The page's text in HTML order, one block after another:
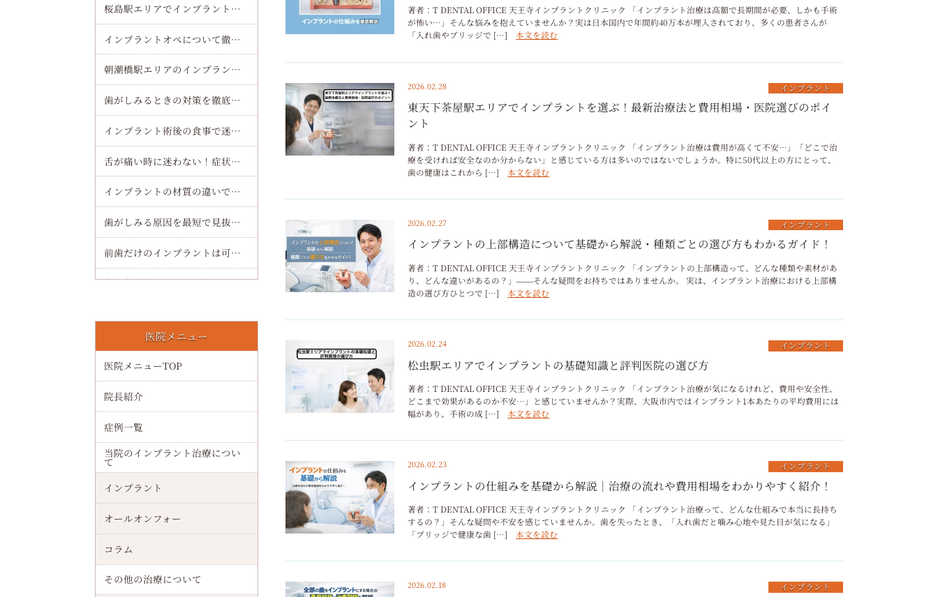
著者：T DENTAL OFFICE 天王寺インプラントクリニック 「インプラント治療は高額で長期間が必要、しかも手術
が怖い…」そんな悩みを抱えていませんか？実は日本国内で年間約40万本が埋入されており、多くの患者さんが
「入れ歯やブリッジで […]本文を読む
2026.02.28
東天下茶屋駅エリアでインプラントを選ぶ！最新治療法と費用相場・医院選びのポイ
ント
著者：T DENTAL OFFICE 天王寺インプラントクリニック 「インプラント治療は費用が高くて不安…」「どこで治
療を受ければ安全なのか分からない」と感じている方は多いのではないでしょうか。特に50代以上の方にとって、
歯の健康はこれから […]本文を読む
インプラント
2026.02.27
インプラントの上部構造について基礎から解説・種類ごとの選び方もわかるガイド！
著者：T DENTAL OFFICE 天王寺インプラントクリニック 「インプラントの上部構造って、どんな種類や素材があ
り、どんな違いがあるの？」――そんな疑問をお持ちではありませんか。 実は、インプラント治療における上部構
造の選び方ひとつで […]本文を読む
インプラント
2026.02.24
松虫駅エリアでインプラントの基礎知識と評判医院の選び方
著者：T DENTAL OFFICE 天王寺インプラントクリニック 「インプラント治療が気になるけれど、費用や安全性、
どこまで効果があるのか不安…」と感じていませんか？実際、大阪市内ではインプラント1本あたりの平均費用には
幅があり、手術の成 […]本文を読む
インプラント
2026.02.23
インプラントの仕組みを基礎から解説｜治療の流れや費用相場をわかりやすく紹介！
著者：T DENTAL OFFICE 天王寺インプラントクリニック 「インプラント治療って、どんな仕組みで本当に長持ち
するの？」そんな疑問や不安を感じていませんか。歯を失ったとき、「入れ歯だと噛み心地や見た目が気になる」
「ブリッジで健康な歯 […]本文を読む
インプラント
2026.02.18 インプラント
医院メニュー
医院メニューTOP
院長紹介
症例一覧
当院のインプラント治療につい
て
インプラント
オールオンフォー
コラム
その他の治療について
桜島駅エリアでインプラント（オールオンフォー）治療の魅力を徹底解説
インプラントオペについて徹底解説！流れや痛み・費用まで安心してわかるガイド
朝潮橋駅エリアのインプラント（オールオンフォー）で費用や流れを徹底解説！安心して通院できる秘訣をチェック
歯がしみるときの対策を徹底解説！原因別セルフケアと受診目安を短時間で理解する方法
インプラント術後の食事で迷わない完全ガイド！当日から一週間まで痛みを最小化するコツ
舌が痛い時に迷わない！症状別・部位別の受診ガイドと病院の選び方
インプラントの材質の違いで選ぶ！チタンとジルコニアを徹底比較してあなたに最適な選び方を解説
歯がしみる原因を最短で見抜く！セルフチェックと見逃せないサインを解説
前歯だけのインプラントは可能？費用や期間も徹底解説！失敗を防ぐ選び方のポイント
歯医者麻酔における種類と副作用一覧｜痛みを抑える最新治療と安全な受け方徹底解説